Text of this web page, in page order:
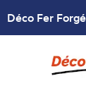
Déco Fer